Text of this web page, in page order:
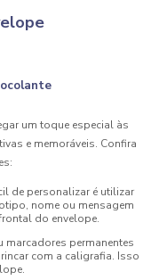
um toque especial às
e memoráveis. Confira
de personalizar é utilizar
nome ou mensagem
do envelope.
permanentes
com a caligrafia. Isso